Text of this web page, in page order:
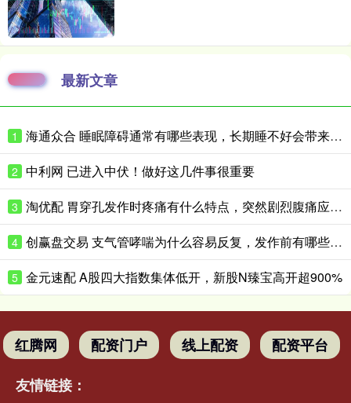
最新文章
1 海通众合 睡眠障碍通常有哪些表现，长期睡不好会带来什么影响
2 中利网 已进入中伏！做好这几件事很重要
3 淘优配 胃穿孔发作时疼痛有什么特点，突然剧烈腹痛应如何紧急处理
4 创赢盘交易 支气管哮喘为什么容易反复，发作前有哪些预警表现
5 金元速配 A股四大指数集体低开，新股N臻宝高开超900%
红腾网 配资门户 线上配资
配资平台
友情链接：